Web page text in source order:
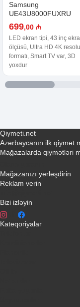
Samsung
UE43U8000FUXRU
699,00 ₼
LED ekran tipi, 43 inç
ölçüsü, Ultra HD 4K
formatı, Smart TV var, 3D
yoxdur
Qiymeti.net
Azərbaycanın ilk qiymət
Mağazalarda qiymətləri
Mağazanızı yerləşdirin
Reklam verin
Bizi izləyin
Kateqoriyalar